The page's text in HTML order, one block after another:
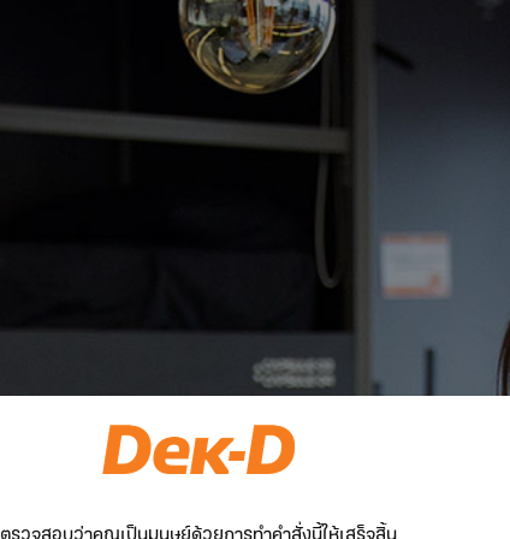
ตรวจสอบว่าคุณเป็นมนุษย์ด้วยการทำคำสั่งนี้ให้เสร็จสิ้น